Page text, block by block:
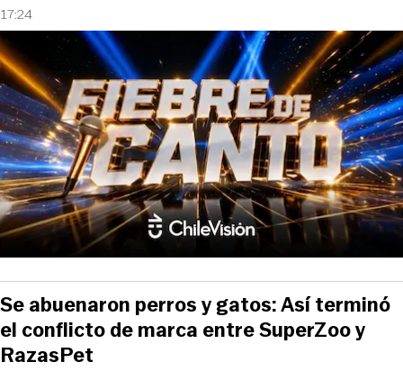
17:24
Se abuenaron perros y gatos: Así terminó
el conflicto de marca entre SuperZoo y
RazasPet